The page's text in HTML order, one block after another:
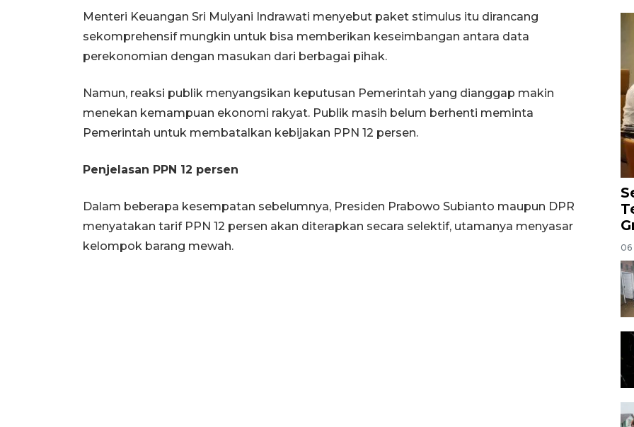
Menteri Keuangan Sri Mulyani Indrawati menyebut paket stimulus itu dirancang
sekomprehensif mungkin untuk bisa memberikan keseimbangan antara data
perekonomian dengan masukan dari berbagai pihak.
Namun, reaksi publik menyangsikan keputusan Pemerintah yang dianggap makin
menekan kemampuan ekonomi rakyat. Publik masih belum berhenti meminta
Pemerintah untuk membatalkan kebijakan PPN 12 persen.
Penjelasan PPN 12 persen
Dalam beberapa kesempatan sebelumnya, Presiden Prabowo Subianto maupun DPR
menyatakan tarif PPN 12 persen akan diterapkan secara selektif, utamanya menyasar
kelompok barang mewah.
06